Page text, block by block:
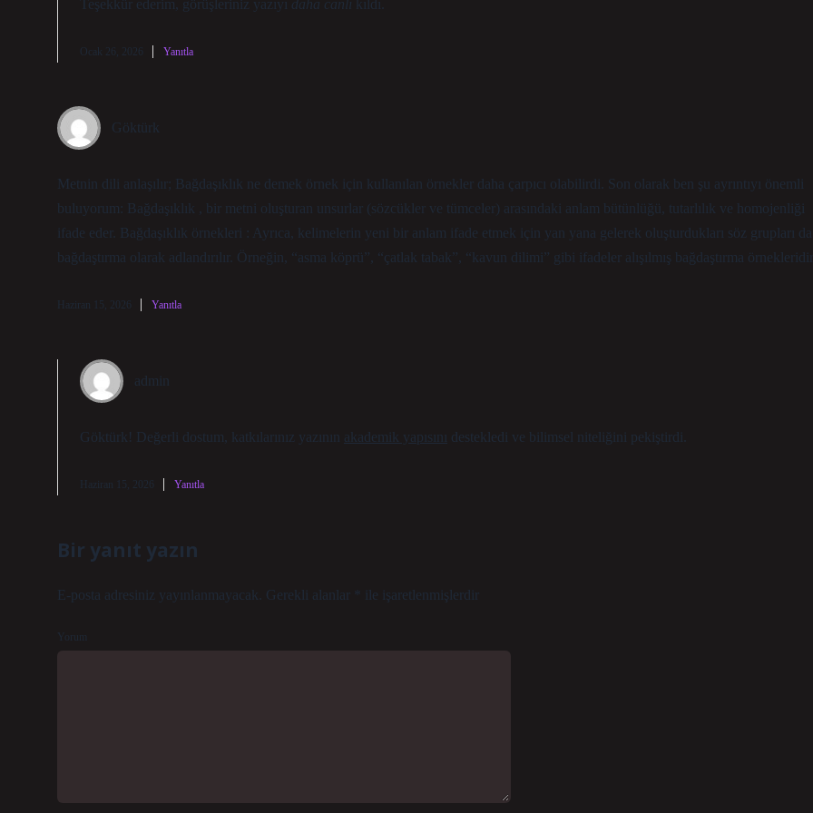
Teşekkür ederim, görüşleriniz yazıyı daha canlı kıldı.
Ocak 26, 2026 Yanıtla
Göktürk
Metnin dili anlaşılır; Bağdaşıklık ne demek örnek için kullanılan örnekler daha çarpıcı olabilirdi. Son olarak ben şu ayrıntıyı önemli
buluyorum: Bağdaşıklık , bir metni oluşturan unsurlar (sözcükler ve tümceler) arasındaki anlam bütünlüğü, tutarlılık ve homojenliği
ifade eder. Bağdaşıklık örnekleri : Ayrıca, kelimelerin yeni bir anlam ifade etmek için yan yana gelerek oluşturdukları söz grupları da
bağdaştırma olarak adlandırılır. Örneğin, “asma köprü”, “çatlak tabak”, “kavun dilimi” gibi ifadeler alışılmış bağdaştırma
Haziran 15, 2026 Yanıtla
admin
Göktürk! Değerli dostum, katkılarınız yazının akademik yapısını destekledi ve bilimsel niteliğini pekiştirdi.
Haziran 15, 2026 Yanıtla
Bir yanıt yazın
E-posta adresiniz yayınlanmayacak. Gerekli alanlar ile işaretlenmişlerdir
Yorum